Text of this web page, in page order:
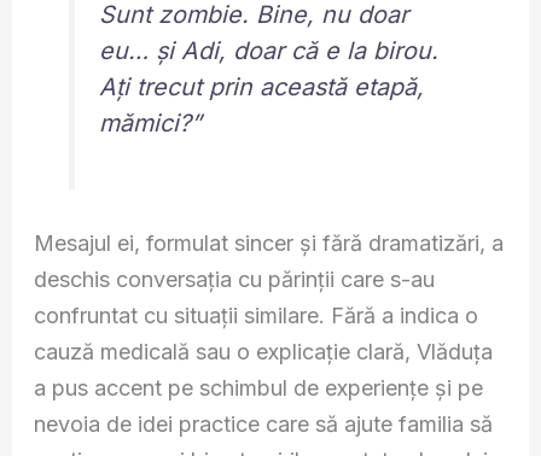
Sunt zombie. Bine, nu doar
eu… și Adi, doar că e la birou.
Ați trecut prin această etapă,
mămici?”
Mesajul ei, formulat sincer și fără dramatizări, a
deschis conversația cu părinții care s-au
confruntat cu situații similare. Fără a indica o
cauză medicală sau o explicație clară, Vlăduța
a pus accent pe schimbul de experiențe și pe
nevoia de idei practice care să ajute familia să